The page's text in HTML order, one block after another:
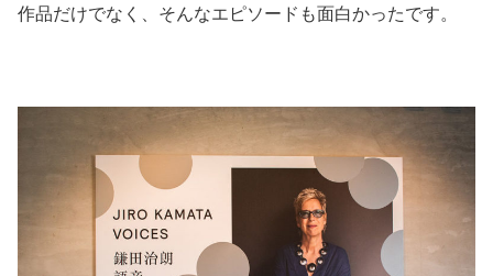
作品だけでなく、そんなエピソードも面白かったです。